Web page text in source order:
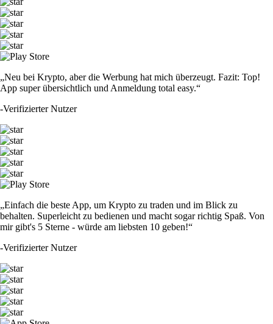
„Neu bei Krypto, aber die Werbung hat mich überzeugt. Fazit: Top!
App super übersichtlich und Anmeldung total easy.“
-Verifizierter Nutzer
„Einfach die beste App, um Krypto zu traden und im Blick zu
behalten. Superleicht zu bedienen und macht sogar richtig Spaß. Von
mir gibt's 5 Sterne - würde am liebsten 10 geben!“
-Verifizierter Nutzer